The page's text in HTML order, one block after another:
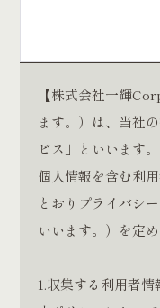
【株式会社一輝
ます。）は、当社
ビス」といいます
個人情報を含む利
とおりプライバシ
いいます。）を定め
1.収集する利用者